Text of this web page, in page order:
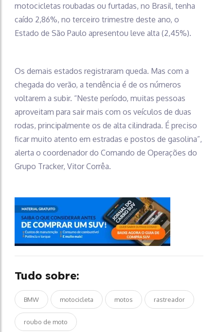
motocicletas roubadas ou furtadas, no Brasil, tenha
caído 2,86%, no terceiro trimestre deste ano, o
Estado de São Paulo apresentou leve alta (2,45%).
Os demais estados registraram queda. Mas com a
chegada do verão, a tendência é de os números
voltarem a subir. “Neste período, muitas pessoas
aproveitam para sair mais com os veículos de duas
rodas, principalmente os de alta cilindrada. É preciso
ficar muito atento em estradas e postos de gasolina”,
alerta o coordenador do Comando de Operações do
Grupo Tracker, Vitor Corrêa.
Tudo sobre:
BMW motocicleta motos rastreador
roubo de moto